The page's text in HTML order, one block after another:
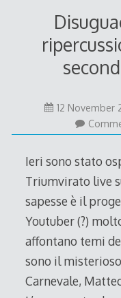
12 November
Ieri sono stato
Triumvirato live
sapesse è il
Youtuber (?)
affontano temi
sono il
Carnevale,